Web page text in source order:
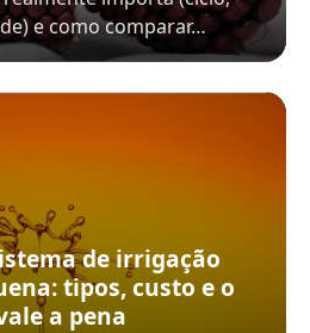
e como comparar…
de irrigação
tipos, custo e o
a pena